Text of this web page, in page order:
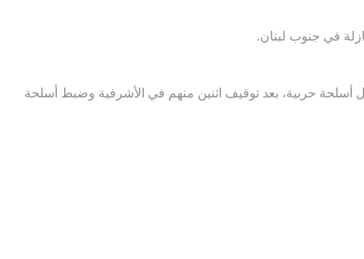
حربية، بعد توقيف اثنين منهم في الأشرفية وضبط أسلحة